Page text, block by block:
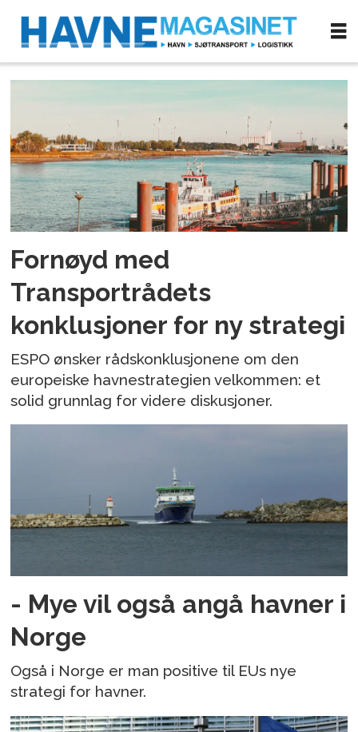
havnestrategi
Fornøyd med
Transportrådets
konklusjoner for ny strategi
ESPO ønsker rådskonklusjonene om den
europeiske havnestrategien velkommen: et
solid grunnlag for videre diskusjoner.
- Mye vil også angå havner i
Norge
Også i Norge er man positive til EUs nye
strategi for havner.